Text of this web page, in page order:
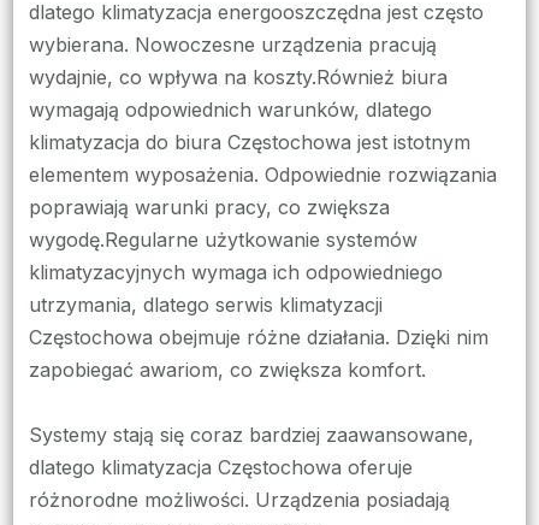
dlatego klimatyzacja energooszczędna jest często
wybierana. Nowoczesne urządzenia pracują
wydajnie, co wpływa na koszty.Również biura
wymagają odpowiednich warunków, dlatego
klimatyzacja do biura Częstochowa jest istotnym
elementem wyposażenia. Odpowiednie rozwiązania
poprawiają warunki pracy, co zwiększa
wygodę.Regularne użytkowanie systemów
klimatyzacyjnych wymaga ich odpowiedniego
utrzymania, dlatego serwis klimatyzacji
Częstochowa obejmuje różne działania. Dzięki nim
zapobiegać awariom, co zwiększa komfort.
Systemy stają się coraz bardziej zaawansowane,
dlatego klimatyzacja Częstochowa oferuje
różnorodne możliwości. Urządzenia posiadają